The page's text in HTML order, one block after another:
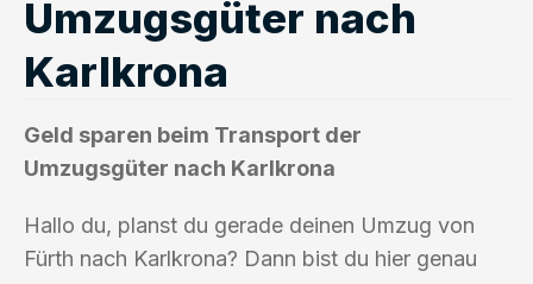
Umzugsgüter nach
Karlkrona
Geld sparen beim Transport der
Umzugsgüter nach Karlkrona
Hallo du, planst du gerade deinen Umzug von
Fürth nach Karlkrona? Dann bist du hier genau